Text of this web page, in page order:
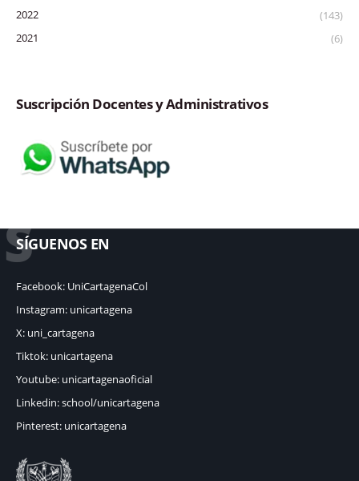
2022
(143)
2021
(6)
Suscripción Docentes y Administrativos
S
SÍGUENOS EN
Facebook: UniCartagenaCol
Instagram: unicartagena
X: uni_cartagena
Tiktok: unicartagena
Youtube: unicartagenaoficial
Linkedin: school/unicartagena
Pinterest: unicartagena